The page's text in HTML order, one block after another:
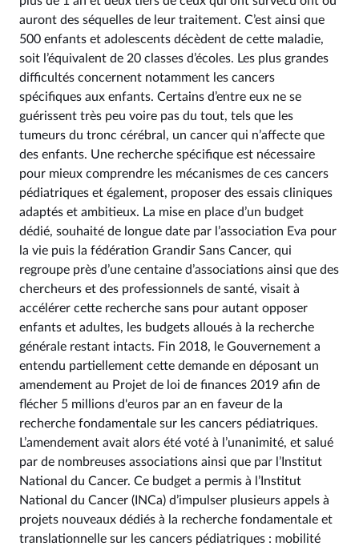
auront des séquelles de leur traitement. C’est ainsi que
500 enfants et adolescents décèdent de cette maladie,
soit l’équivalent de 20 classes d’écoles. Les plus grandes
difficultés concernent notamment les cancers
spécifiques aux enfants. Certains d’entre eux ne se
guérissent très peu voire pas du tout, tels que les
tumeurs du tronc cérébral, un cancer qui n’affecte que
des enfants. Une recherche spécifique est nécessaire
pour mieux comprendre les mécanismes de ces cancers
pédiatriques et également, proposer des essais cliniques
adaptés et ambitieux. La mise en place d’un budget
dédié, souhaité de longue date par l’association Eva pour
la vie puis la fédération Grandir Sans Cancer, qui
regroupe près d’une centaine d’associations ainsi que des
chercheurs et des professionnels de santé, visait à
accélérer cette recherche sans pour autant opposer
enfants et adultes, les budgets alloués à la recherche
générale restant intacts. Fin 2018, le Gouvernement a
entendu partiellement cette demande en déposant un
amendement au Projet de loi de finances 2019 afin de
flécher 5 millions d'euros par an en faveur de la
recherche fondamentale sur les cancers pédiatriques.
L’amendement avait alors été voté à l’unanimité, et salué
par de nombreuses associations ainsi que par l’Institut
National du Cancer. Ce budget a permis à l’Institut
National du Cancer (INCa) d’impulser plusieurs appels à
projets nouveaux dédiés à la recherche fondamentale et
translationnelle sur les cancers pédiatriques : mobilité